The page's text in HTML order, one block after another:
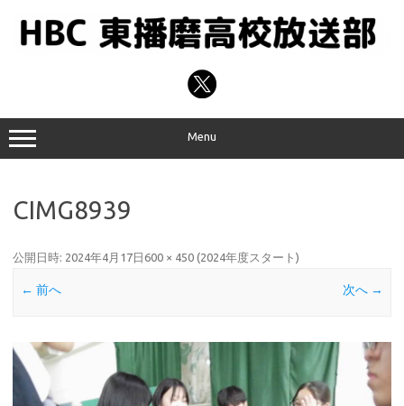
プ
Menu
CIMG8939
公開日時: 2024年4月17日 600 × 450 (2024年度スタート )
← 前へ 次へ →